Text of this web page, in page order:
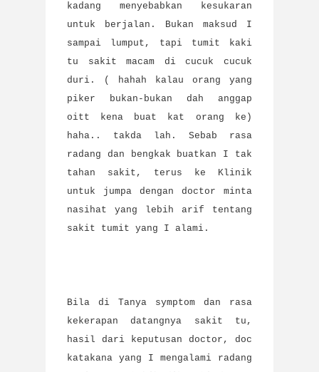
kadang menyebabkan kesukaran
untuk berjalan. Bukan maksud I
sampai lumput, tapi tumit kaki
tu sakit macam di cucuk cucuk
duri. ( hahah kalau orang yang
piker bukan-bukan dah anggap
oitt kena buat kat orang ke)
haha.. takda lah. Sebab rasa
radang dan bengkak buatkan I tak
tahan sakit, terus ke Klinik
untuk jumpa dengan doctor minta
nasihat yang lebih arif tentang
sakit tumit yang I alami.
Bila di Tanya symptom dan rasa
kekerapan datangnya sakit tu,
hasil dari keputusan doctor, doc
katakana yang I mengalami radang